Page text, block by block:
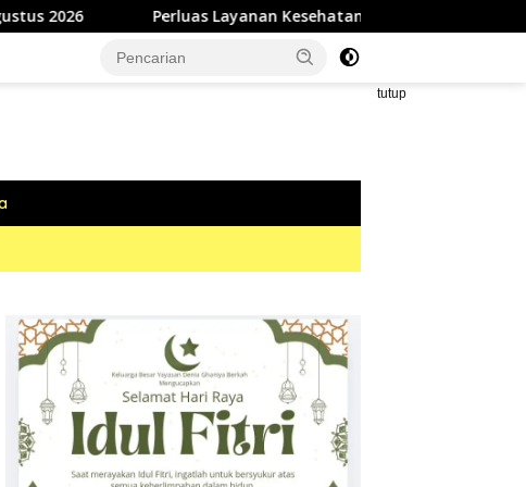
Perluas Layanan Kesehatan Gigi, RSUD dr. Zainal Umar Sidiki
tutup